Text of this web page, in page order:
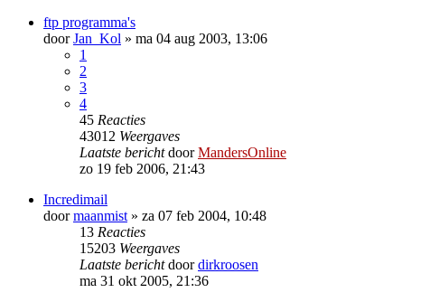
ftp programma's
doorJan_Kol » ma 04 aug 2003, 13:06
1
2
3
4
45 Reacties
43012 Weergaves
Laatste berichtdoorMandersOnline
zo 19 feb 2006, 21:43
Incredimail
doormaanmist » za 07 feb 2004, 10:48
13 Reacties
15203 Weergaves
Laatste berichtdoordirkroosen
ma 31 okt 2005, 21:36